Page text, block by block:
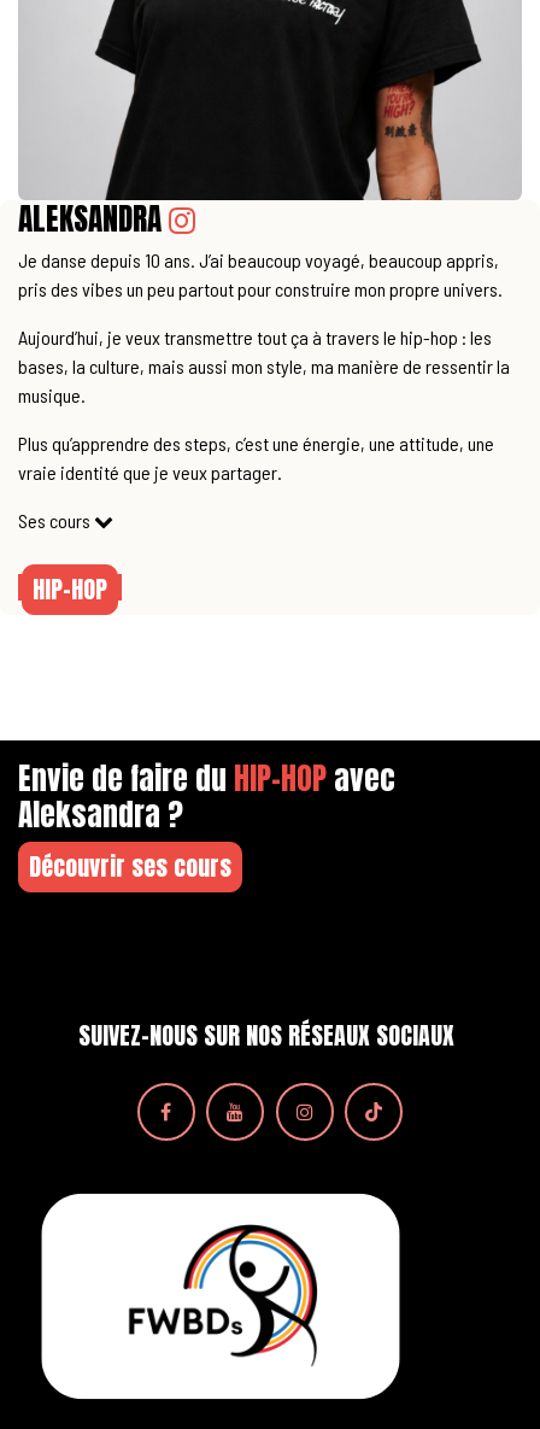
ALEKSANDRA
Je danse depuis 10 ans. J’ai beaucoup voyagé, beaucoup appris,
pris des vibes un peu partout pour construire mon propre univers.
Aujourd’hui, je veux transmettre tout ça à travers le hip-hop : les
bases, la culture, mais aussi mon style, ma manière de ressentir la
musique.
Plus qu’apprendre des steps, c’est une énergie, une attitude, une
vraie identité que je veux partager.
Ses cours
HIP-HOP
Envie de faire du HIP-HOPavec
Aleksandra ?
Découvrir ses cours
SUIVEZ-NOUS SUR NOS RÉSEAUX SOCIAUX